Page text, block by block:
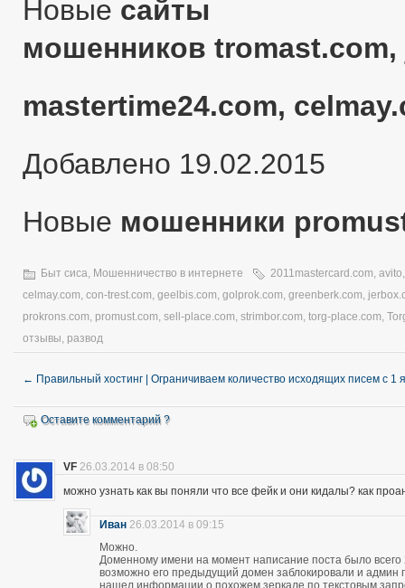
Новые сайты
мошенников
mastertime24.com,
Добавлено 19.02.2015
Новые мошенники
Быт сиса, Мошенничество в интернете 2011mastercard.com, avito
celmay.com, con-trest.com, geelbis.com, golprok.com, greenberk.com,
prokrons.com, promust.com, sell-place.com, strimbor.com, torg-place.com,
отзывы, развод
← Правильный хостинг | Ограничиваем количество исходящих писем с 1
Оставите комментарий ?
VF 26.03.2014 в 08:50
можно узнать как вы поняли что все фейк и они кидалы? как
Иван 26.03.2014 в 09:15
Можно.
Доменному имени на момент написание поста было
возможно его предыдущий домен заблокировали и админ
нашел информации о похожем зеркале по текстовым